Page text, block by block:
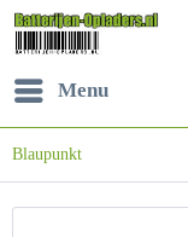
Menu
Blaupunkt